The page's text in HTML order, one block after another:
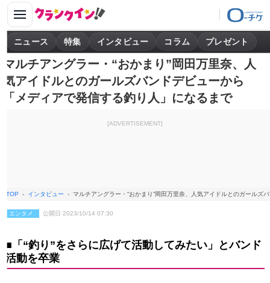
ニュース 特集 インタビュー コラム プレゼント
マルチアングラー・“おかまり”岡田万里奈、人
気アイドルとのガールズバンドデビューから
「メディアで発信する釣り人」になるまで
[ADVERTISEMENT]
TOP インタビュー マルチアングラー・“おかまり”岡田万里奈、人気アイドルとのガールズ
エンタメ 公開日 2023/10/14 07:30
■「“釣り”をさらに広げて活動してみたい」とバンド
活動を卒業